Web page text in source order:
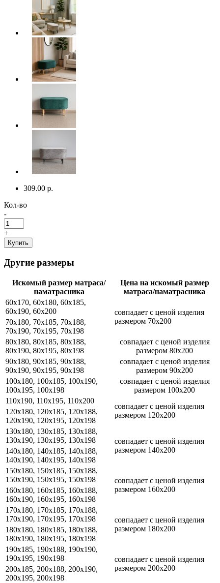
309.00 р.
Кол-во
-
+
Купить
Другие размеры
Искомый размер матраса/
наматрасника
Цена на искомый размер
матраса/наматрасника
60x170, 60x180, 60x185,
60x190, 60x200
совпадает с ценой изделия
размером 70x200
70x180, 70x185, 70x188,
70x190, 70x195, 70x198
80x180, 80x185, 80x188,
80x190, 80x195, 80x198
совпадает с ценой изделия
размером 80x200
90x180, 90x185, 90x188,
90x190, 90x195, 90x198
совпадает с ценой изделия
размером 90x200
100x180, 100x185, 100x190,
100x195, 100x198
совпадает с ценой изделия
размером 100x200
110x190, 110x195, 110x200
совпадает с ценой изделия
размером 120x200
120x180, 120x185, 120x188,
120x190, 120x195, 120x198
130x180, 130x185, 130x188,
130x190, 130x195, 130x198
совпадает с ценой изделия
размером 140x200
140x180, 140x185, 140x188,
140x190, 140x195, 140x198
150x180, 150x185, 150x188,
150x190, 150x195, 150x198
совпадает с ценой изделия
размером 160x200
160x180, 160x185, 160x188,
160x190, 160x195, 160x198
170x180, 170x185, 170x188,
170x190, 170x195, 170x198
совпадает с ценой изделия
размером 180x200
180x180, 180x185, 180x188,
180x190, 180x195, 180x198
190x185, 190x188, 190x190,
190x195, 190x198
совпадает с ценой изделия
размером 200x200
200x185, 200x188, 200x190,
200x195, 200x198